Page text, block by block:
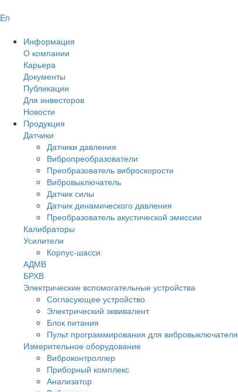
En
Информация
О компании
Карьера
Документы
Публикации
Для инвесторов
Новости
Продукция
Датчики
Датчики давления
Вибропреобразователи
Преобразователь виброскорости
Вибровыключатель
Датчик силы
Датчик динамического давления
Преобразователь акустической эмиссии
Калибраторы
Усилители
Корпус-шасси
АДМВ
БРХВ
Электрические вспомогательные устройства
Согласующее устройство
Электрический эквивалент
Блок питания
Пульт программирования для вибровыключателя
Измерительное оборудование
Виброконтроллер
Приборный комплекс
Анализатор